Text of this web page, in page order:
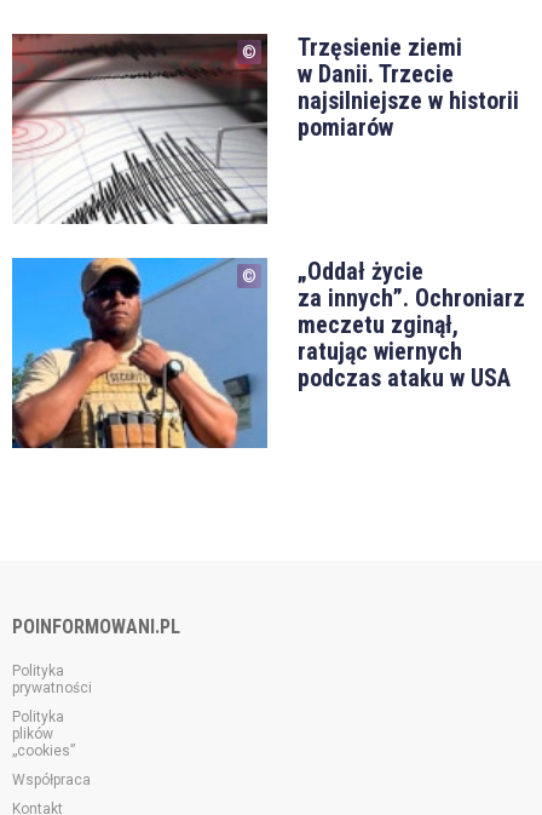
Trzęsienie ziemi
w Danii. Trzecie
najsilniejsze w historii
pomiarów
„Oddał życie
za innych”. Ochroniarz
meczetu zginął,
ratując wiernych
podczas ataku w USA
POINFORMOWANI.PL
Polityka
prywatności
Polityka
plików
„cookies”
Współpraca
Kontakt